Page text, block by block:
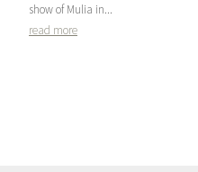
show of Mulia in...
read more